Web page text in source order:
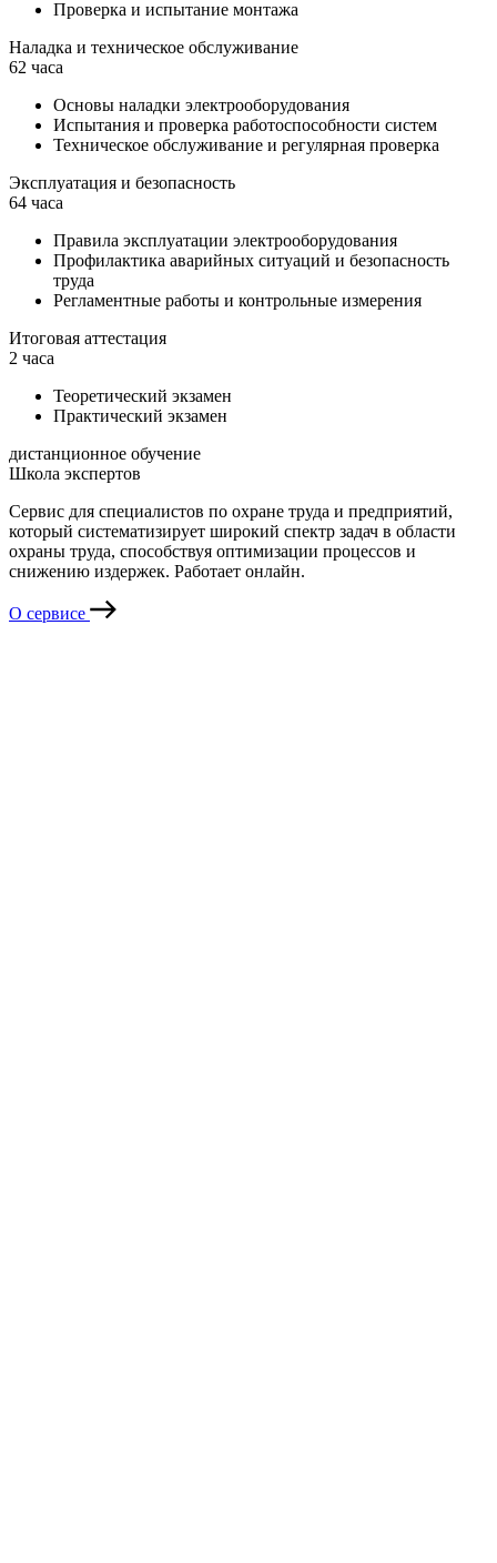
Проверка и испытание монтажа
Наладка и техническое обслуживание
62 часа
Основы наладки электрооборудования
Испытания и проверка работоспособности систем
Техническое обслуживание и регулярная проверка
Эксплуатация и безопасность
64 часа
Правила эксплуатации электрооборудования
Профилактика аварийных ситуаций и безопасность
труда
Регламентные работы и контрольные измерения
Итоговая аттестация
2 часа
Теоретический экзамен
Практический экзамен
дистанционное обучение
Школа экспертов
Сервис для специалистов по охране труда и предприятий,
который систематизирует широкий спектр задач в области
охраны труда, способствуя оптимизации процессов и
снижению издержек. Работает онлайн.
О сервисе